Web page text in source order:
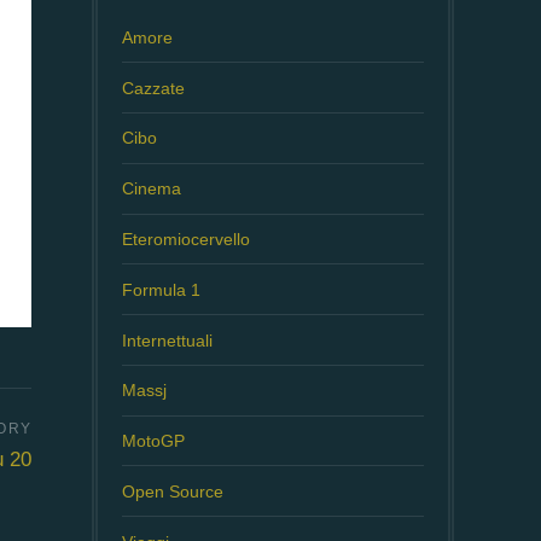
20
Amore
Cazzate
Cibo
Cinema
Eteromiocervello
Formula 1
Internettuali
Massj
MotoGP
Open Source